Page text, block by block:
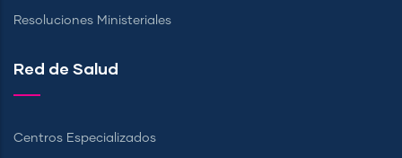
Resoluciones Ministeriales
Red de Salud
Centros Especializados